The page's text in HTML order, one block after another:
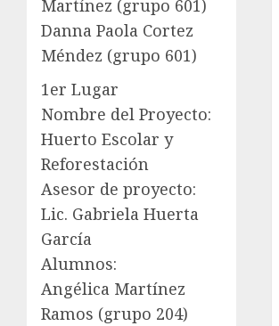
Martínez (grupo 601)
Danna Paola Cortez
Méndez (grupo 601)
1er Lugar
Nombre del Proyecto:
Huerto Escolar y
Reforestación
Asesor de proyecto:
Lic. Gabriela Huerta
García
Alumnos:
Angélica Martínez
Ramos (grupo 204)